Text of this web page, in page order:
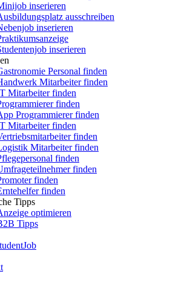
inserieren
ausschreiben
inserieren
inserieren
Personal finden
Mitarbeiter finden
Mitarbeiter finden
finden
Programmierer finden
Mitarbeiter finden
finden
Mitarbeiter finden
finden
finden
finden
finden
Tipps
optimieren
Tipps